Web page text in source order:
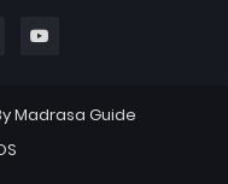
Madrasa Guide